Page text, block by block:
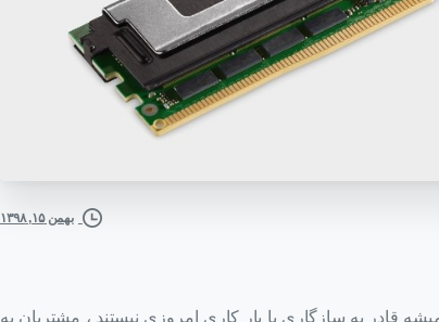
بهمن ۱۵, ۱۳۹۸
قادر به سازگاری با بار کاری امروزی نیستند ، مشتریان به